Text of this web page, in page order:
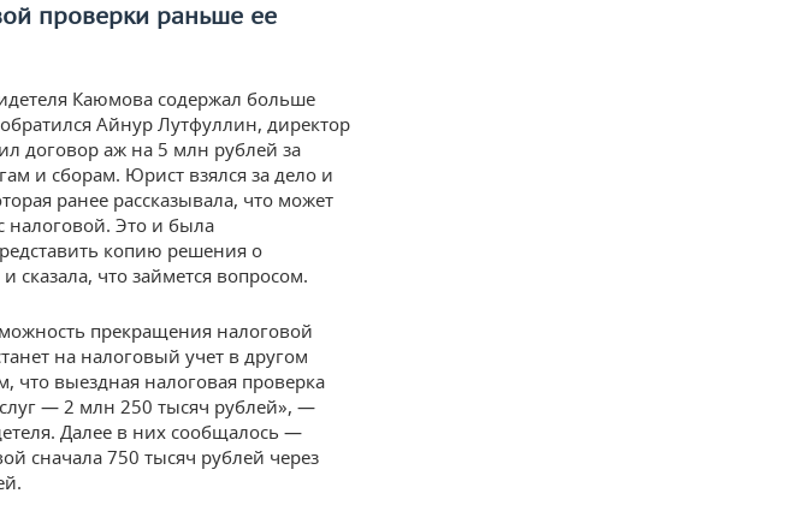
проверки раньше ее
Каюмова содержал больше
Айнур Лутфуллин, директор
договор аж на 5 млн рублей за
и сборам. Юрист взялся за дело и
ранее рассказывала, что может
Это и была
копию решения о
что займется вопросом.
прекращения налоговой
на налоговый учет в другом
что выездная налоговая проверка
— 2 млн 250 тысяч рублей», —
Далее в них сообщалось —
сначала 750 тысяч рублей через